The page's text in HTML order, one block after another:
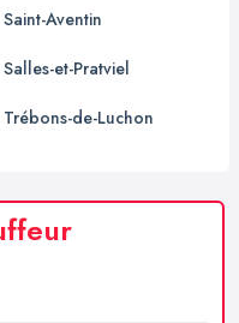
Saint-Aventin
Salles-et-Pratviel
Trébons-de-Luchon